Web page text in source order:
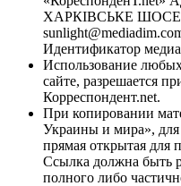
ХАРКІВСЬКЕ ШОСЕ,
Идентификатор
Использование
сайте, разрешается
Корреспондент.net.
При копировании
Украины и мира», для
прямая открытая для
Ссылка должна быть
полного либо